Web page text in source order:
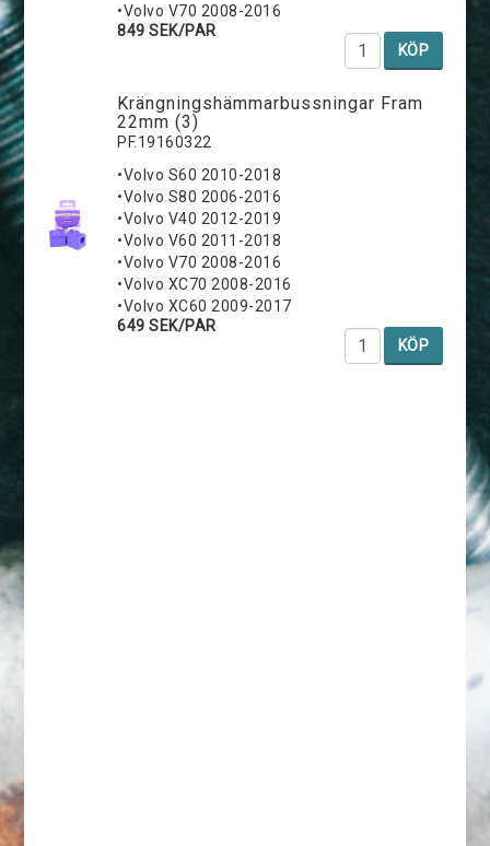
•Volvo V70 2008-2016
849 SEK/PAR
KÖP
K­r­ä­n­g­n­i­n­g­s­h­ä­m­m­a­r­b­u­s­s­n­i­n­g­a­r Fram
22mm (3)
PF.19160322
•Volvo S60 2010-2018
•Volvo S80 2006-2016
•Volvo V40 2012-2019
•Volvo V60 2011-2018
•Volvo V70 2008-2016
•Volvo XC70 2008-2016
•Volvo XC60 2009-2017
649 SEK/PAR
KÖP